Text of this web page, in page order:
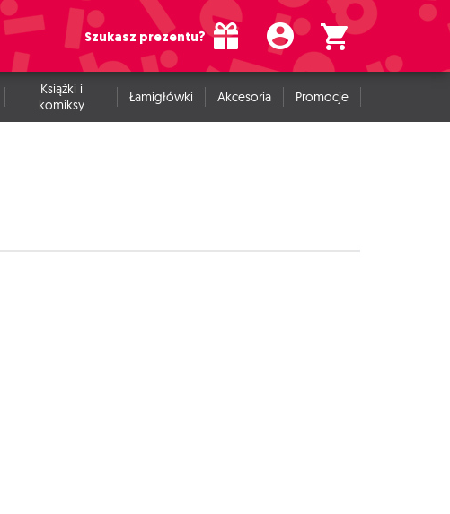
Szukasz prezentu?
Książki i
komiksy
Łamigłówki Akcesoria Promocje